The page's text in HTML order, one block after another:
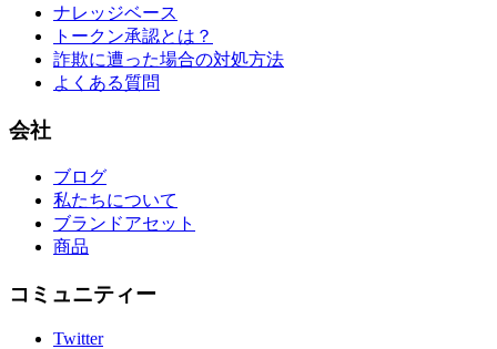
ナレッジベース
トークン承認とは？
詐欺に遭った場合の対処方法
よくある質問
会社
ブログ
私たちについて
ブランドアセット
商品
コミュニティー
Twitter